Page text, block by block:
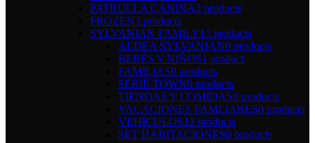
PATRULLA CANINA2 products
FROZEN3 products
SYLVANIAN FAMILY13 products
ALDEA SYLVANIAN0 products
BEBÉS Y NIÑOS1 product
FAMILIAS0 products
SERIE TOWN0 products
TIENDAS Y COMIDAS0 products
VACACIONES FAMLIARES0 products
VEHÍCULOS12 products
SET HABITACIONES0 products